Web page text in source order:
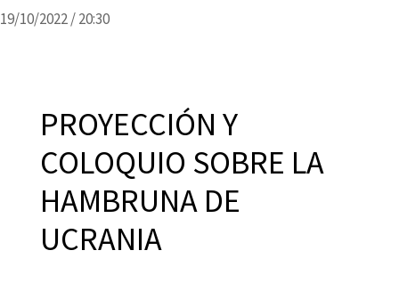
19/10/2022 / 20:30
PROYECCIÓN Y
COLOQUIO SOBRE LA
HAMBRUNA DE
UCRANIA